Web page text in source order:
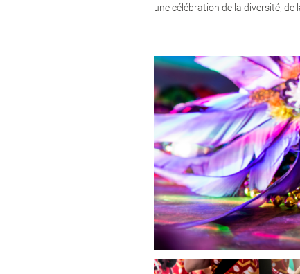
une célébration de la diversité,